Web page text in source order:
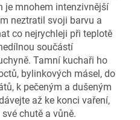
je mnohem intenzivnější
neztratil svoji barvu a
co nejrychleji při teplotě
součástí
Tamní kuchaři ho
bylinkových másel, do
k pečeným a dušeným
až ke konci vaření,
chutě a vůně.